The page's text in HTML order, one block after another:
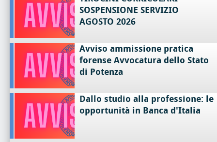
SOSPENSIONE SERVIZIO
AGOSTO 2026
Avviso ammissione pratica
forense Avvocatura dello Stato
di Potenza
Dallo studio alla professione: le
opportunità in Banca d'Italia